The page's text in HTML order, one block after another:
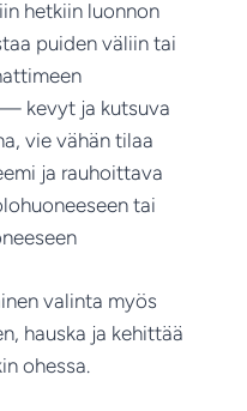
hetkiin luonnon
puiden väliin tai
— kevyt ja kutsuva
vie vähän tilaa
ja rauhoittava
tai
valinta myös
hauska ja kehittää
ohessa.